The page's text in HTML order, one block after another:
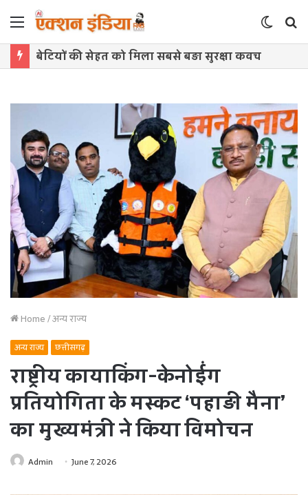
Menu
Switch
skin
बेटियों की सेहत को मिला सबसे बड़ा सुरक्षा कवच
Home/अन्य राज्य
अन्य राज्य छत्तीसगढ़
राष्ट्रीय कायाकिंग-केनोईंग
प्रतियोगिता के मस्कट ‘पहाड़ी मैना’
का मुख्यमंत्री ने किया विमोचन
Admin June 7, 2026